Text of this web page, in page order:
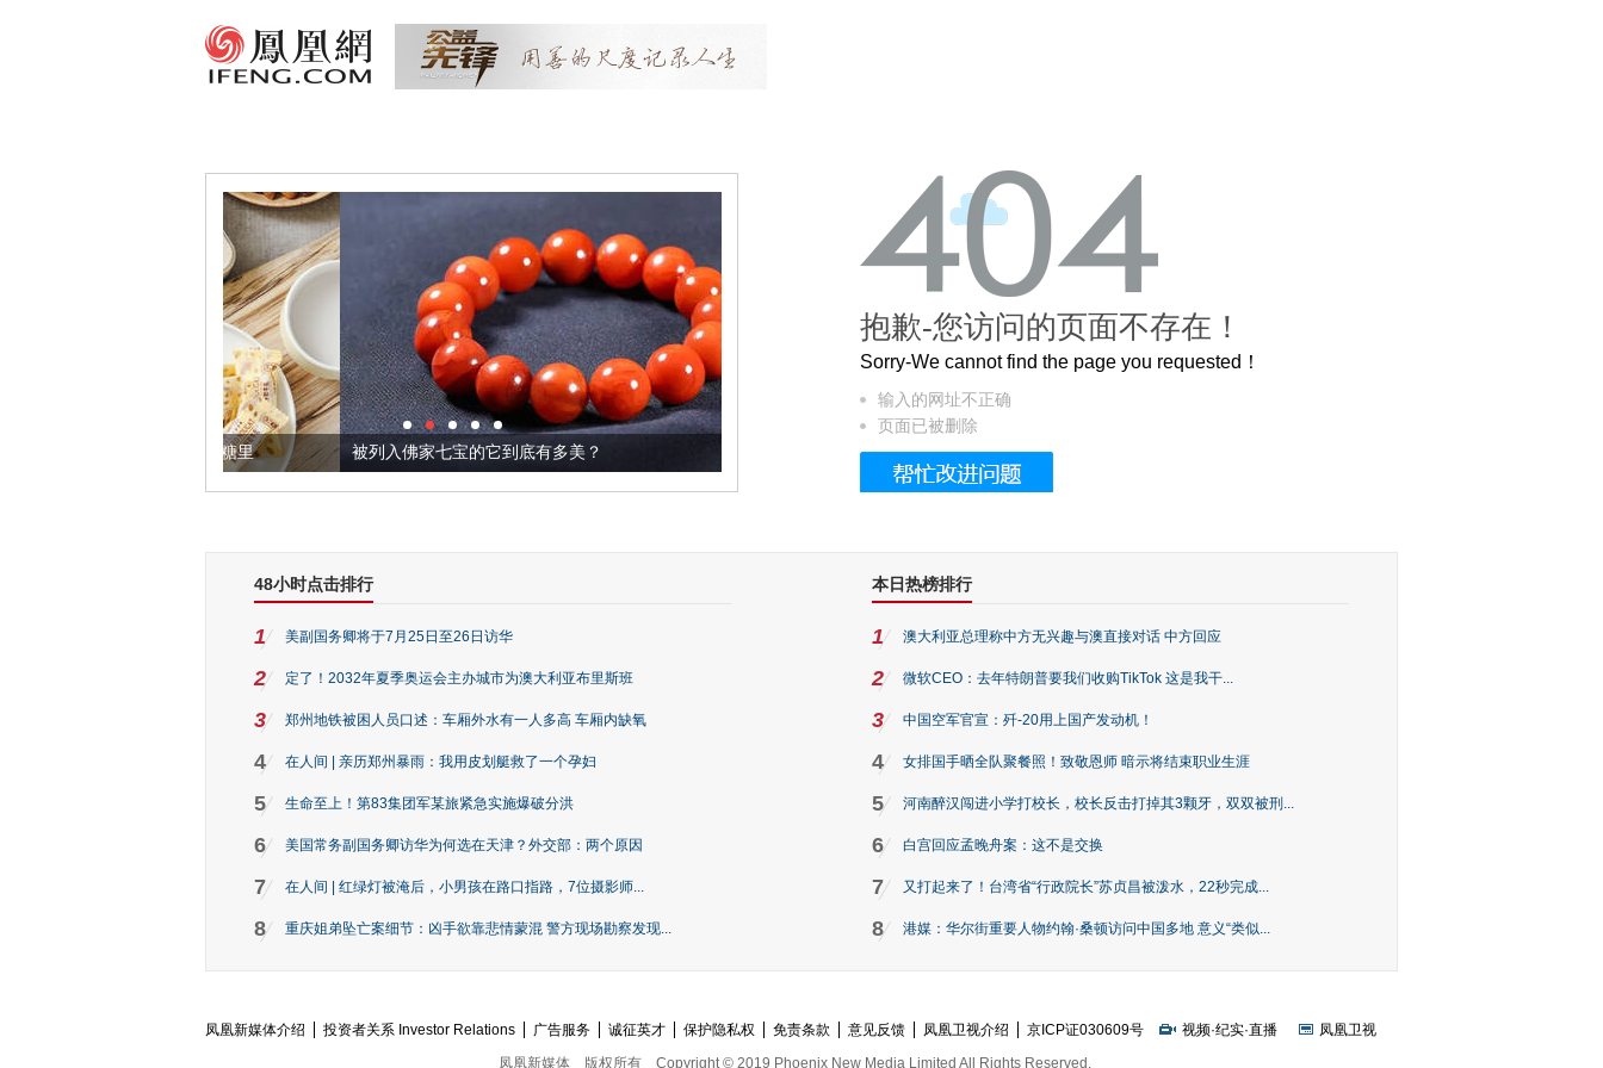
被列入佛家七宝的它到底有多美？ 这个3.2米的长卷，还原了600岁的紫禁城
抱歉-您访问的页面不存在！
Sorry-We cannot find the page you requested！
输入的网址不正确
页面已被删除
48小时点击排行
1 美副国务卿将于7月25日至26日访华
2 定了！2032年夏季奥运会主办城市为澳大利亚布里斯班
3 郑州地铁被困人员口述：车厢外水有一人多高 车厢内缺氧
4 在人间 | 亲历郑州暴雨：我用皮划艇救了一个孕妇
5 生命至上！第83集团军某旅紧急实施爆破分洪
6 美国常务副国务卿访华为何选在天津？外交部：两个原因
7 在人间 | 红绿灯被淹后，小男孩在路口指路，7位摄影师...
8 重庆姐弟坠亡案细节：凶手欲靠悲情蒙混 警方现场勘察发现...
本日热榜排行
1 澳大利亚总理称中方无兴趣与澳直接对话 中方回应
2 微软CEO：去年特朗普要我们收购TikTok 这是我干...
3 中国空军官宣：歼-20用上国产发动机！
4 女排国手晒全队聚餐照！致敬恩师 暗示将结束职业生涯
5 河南醉汉闯进小学打校长，校长反击打掉其3颗牙，双双被刑...
6 白宫回应孟晚舟案：这不是交换
7 又打起来了！台湾省“行政院长”苏贞昌被泼水，22秒完成...
8 港媒：华尔街重要人物约翰·桑顿访问中国多地 意义“类似...
凤凰新媒体介绍 投资者关系 Investor Relations 广告服务 诚征英才 保护隐私权 免责条款 意见反馈 凤凰卫视介绍 京ICP证030609号 视频·纪实·直播
凤凰卫视
凤凰新媒体
版权所有 Copyright © 2019 Phoenix New Media Limited All Rights Reserved.